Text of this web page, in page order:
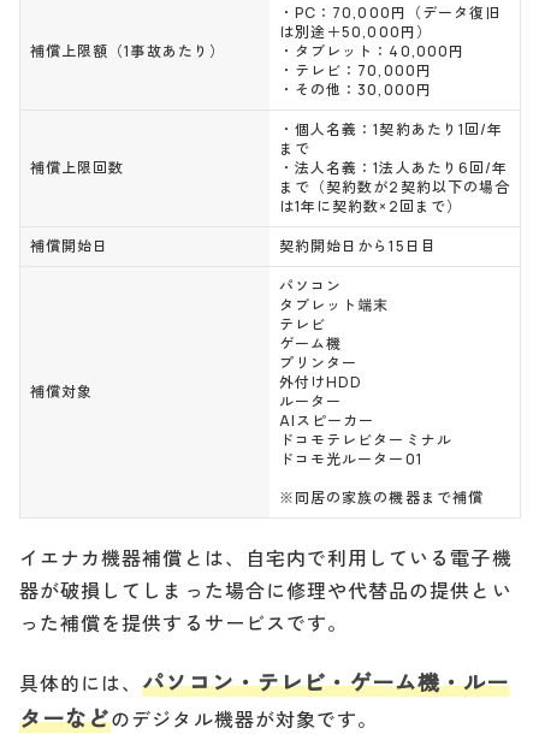
補償上限額（1事故あたり）
・PC：70,000円（データ復旧
は別途＋50,000円）
・タブレット：40,000円
・テレビ：70,000円
・その他：30,000円
補償上限回数
・個人名義：1契約あたり1回/年
まで
・法人名義：1法人あたり6回/年
まで（契約数が2契約以下の場合
は1年に契約数×2回まで）
補償開始日
契約開始日から15日目
補償対象
パソコン
タブレット端末
テレビ
ゲーム機
プリンター
外付けHDD
ルーター
AIスピーカー
ドコモテレビターミナル
ドコモ光ルーター01
※同居の家族の機器まで補償
イエナカ機器補償とは、自宅内で利用している電子機
器が破損してしまった場合に修理や代替品の提供とい
った補償を提供するサービスです。
具体的には、パソコン・テレビ・ゲーム機・ルー
ターなどのデジタル機器が対象です。